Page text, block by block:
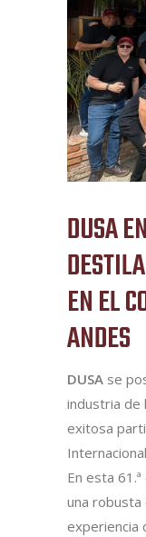
DUSA
EN EL
ANDES
DUSA se
industria de
exitosa
En esta
una
experiencia